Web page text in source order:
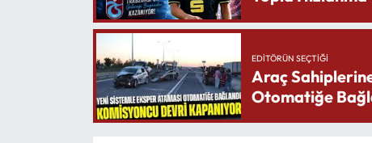
EDITÖRÜN SEÇTIĞI
Araç
Otomatiğe